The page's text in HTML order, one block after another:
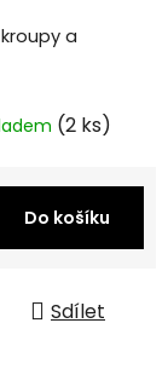
a
(2 ks)
Do košíku
Sdílet